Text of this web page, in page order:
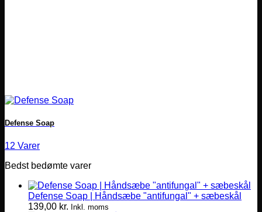
Defense Soap
12 Varer
Bedst bedømte varer
Defense Soap | Håndsæbe "antifungal" + sæbeskål
139,00 kr. Inkl. moms